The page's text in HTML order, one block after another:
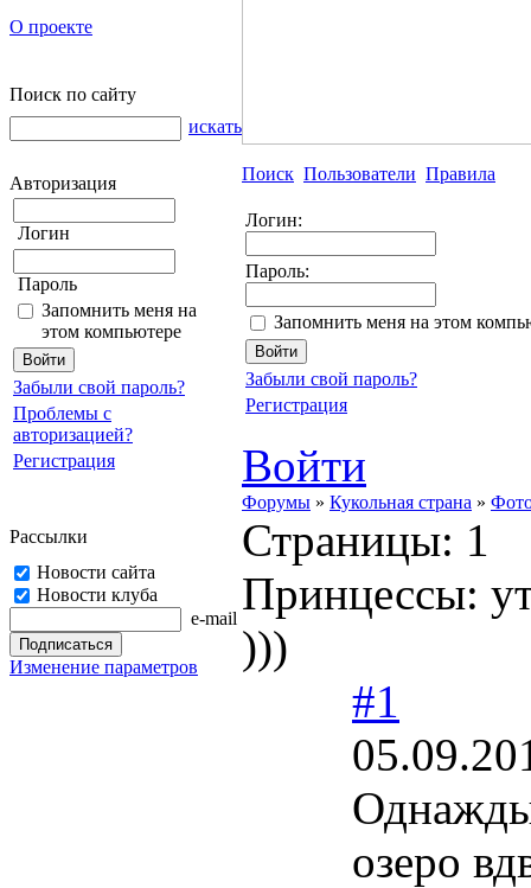
О проекте
Поиск по сайту
искать
Авторизация
Логин
Пароль
Запомнить меня на
этом компьютере
Забыли свой пароль?
Проблемы с
авторизацией?
Регистрация
Рассылки
Новости сайта
Новости клуба
e-mail
Изменение параметров
Поиск Пользователи Правила
Логин:
Пароль:
Запомнить меня на этом
Забыли свой пароль?
Регистрация
Войти
Форумы » Кукольная страна »
Страницы: 1
Принцессы:
)))
#1
озеро